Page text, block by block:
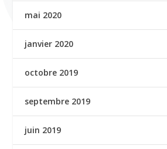
mai 2020
janvier 2020
octobre 2019
septembre 2019
juin 2019